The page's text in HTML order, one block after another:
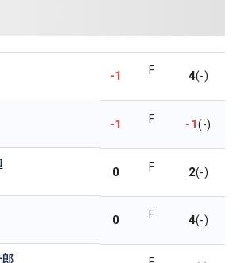
-1 F 4(-)
-1 F -1(-)
0 F 2(-)
0 F 4(-)
郎